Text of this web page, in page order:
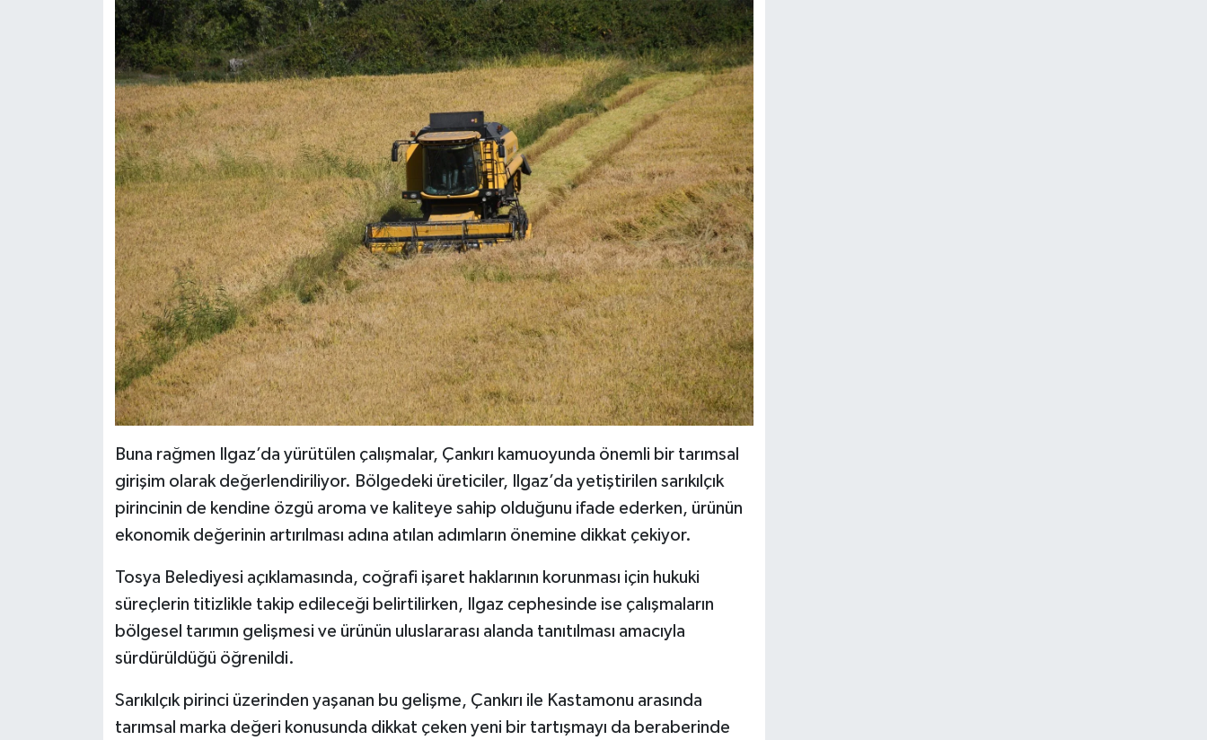
Buna rağmen Ilgaz’da yürütülen çalışmalar, Çankırı kamuoyunda önemli bir tarımsal
girişim olarak değerlendiriliyor. Bölgedeki üreticiler, Ilgaz’da yetiştirilen sarıkılçık
pirincinin de kendine özgü aroma ve kaliteye sahip olduğunu ifade ederken, ürünün
ekonomik değerinin artırılması adına atılan adımların önemine dikkat çekiyor.
Tosya Belediyesi açıklamasında, coğrafi işaret haklarının korunması için hukuki
süreçlerin titizlikle takip edileceği belirtilirken, Ilgaz cephesinde ise çalışmaların
bölgesel tarımın gelişmesi ve ürünün uluslararası alanda tanıtılması amacıyla
sürdürüldüğü öğrenildi.
Sarıkılçık pirinci üzerinden yaşanan bu gelişme, Çankırı ile Kastamonu arasında
tarımsal marka değeri konusunda dikkat çeken yeni bir tartışmayı da beraberinde